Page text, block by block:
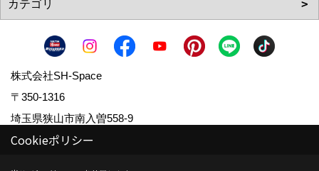
株式会社SH-Space
〒350-1316
埼玉県狭山市南入曽558-9
TEL：04-2902-6070
Cookieポリシー